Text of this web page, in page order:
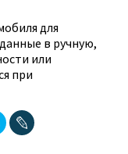
для
в ручную,
или
при